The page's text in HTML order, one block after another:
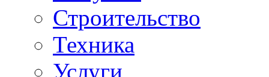
Строительство
Техника
Услуги